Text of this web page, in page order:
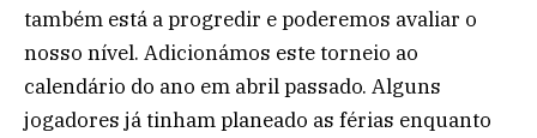
também está a progredir e poderemos avaliar o
nosso nível. Adicionámos este torneio ao
calendário do ano em abril passado. Alguns
jogadores já tinham planeado as férias enquanto